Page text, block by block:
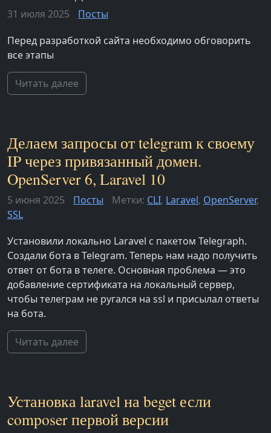
31 июля 2025
Посты
Перед разработкой сайта необходимо обговорить
все этапы
Читать далее
Делаем запросы от telegram к своему
IP через привязанный домен.
OpenServer 6, Laravel 10
5 июня 2025 Посты Метки: CLI, Laravel, OpenServer,
SSL
Установили локально Laravel с пакетом Telegraph.
Создали бота в Telegram. Теперь нам надо получить
ответ от бота в телеге. Основная проблема — это
добавление сертификата на локальный сервер,
чтобы телеграм не ругался на ssl и присылал ответы
на бота.
Читать далее
Установка laravel на beget если
composer первой версии